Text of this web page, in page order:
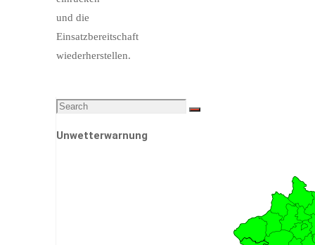
und die
Einsatzbereitschaft
wiederherstellen.
Search
Search
Unwetterwarnung